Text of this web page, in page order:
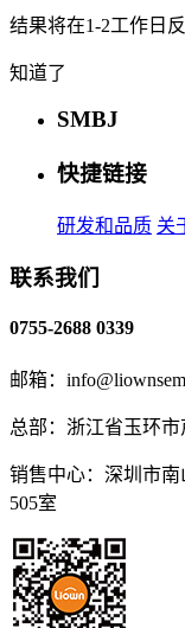
结果将在1-2工作日
知道了
SMBJ
快捷链接
研发和品质 关
联系我们
0755-2688 0339
邮箱：
总部：浙江省玉环
销售中心：深圳市
505室